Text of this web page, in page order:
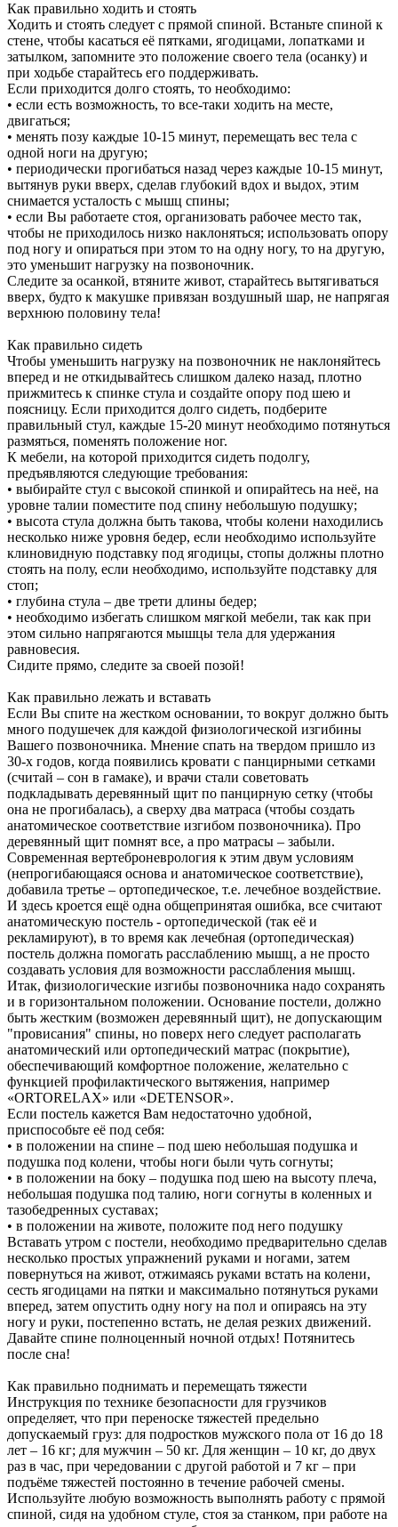
Как правильно ходить и стоять
Ходить и стоять следует с прямой спиной. Встаньте спиной к
стене, чтобы касаться её пятками, ягодицами, лопатками и
затылком, запомните это положение своего тела (осанку) и
при ходьбе старайтесь его поддерживать.
Если приходится долго стоять, то необходимо:
• если есть возможность, то все-таки ходить на месте,
двигаться;
• менять позу каждые 10-15 минут, перемещать вес тела с
одной ноги на другую;
• периодически прогибаться назад через каждые 10-15 минут,
вытянув руки вверх, сделав глубокий вдох и выдох, этим
снимается усталость с мышц спины;
• если Вы работаете стоя, организовать рабочее место так,
чтобы не приходилось низко наклоняться; использовать опору
под ногу и опираться при этом то на одну ногу, то на другую,
это уменьшит нагрузку на позвоночник.
Следите за осанкой, втяните живот, старайтесь вытягиваться
вверх, будто к макушке привязан воздушный шар, не напрягая
верхнюю половину тела!
Как правильно сидеть
Чтобы уменьшить нагрузку на позвоночник не наклоняйтесь
вперед и не откидывайтесь слишком далеко назад, плотно
прижмитесь к спинке стула и создайте опору под шею и
поясницу. Если приходится долго сидеть, подберите
правильный стул, каждые 15-20 минут необходимо потянуться
размяться, поменять положение ног.
К мебели, на которой приходится сидеть подолгу,
предъявляются следующие требования:
• выбирайте стул с высокой спинкой и опирайтесь на неё, на
уровне талии поместите под спину небольшую подушку;
• высота стула должна быть такова, чтобы колени находились
несколько ниже уровня бедер, если необходимо используйте
клиновидную подставку под ягодицы, стопы должны плотно
стоять на полу, если необходимо, используйте подставку для
стоп;
• глубина стула – две трети длины бедер;
• необходимо избегать слишком мягкой мебели, так как при
этом сильно напрягаются мышцы тела для удержания
равновесия.
Сидите прямо, следите за своей позой!
Как правильно лежать и вставать
Если Вы спите на жестком основании, то вокруг должно быть
много подушечек для каждой физиологической изгибины
Вашего позвоночника. Мнение спать на твердом пришло из
30-х годов, когда появились кровати с панцирными сетками
(считай – сон в гамаке), и врачи стали советовать
подкладывать деревянный щит по панцирную сетку (чтобы
она не прогибалась), а сверху два матраса (чтобы создать
анатомическое соответствие изгибом позвоночника). Про
деревянный щит помнят все, а про матрасы – забыли.
Современная вертеброневрология к этим двум условиям
(непрогибающаяся основа и анатомическое соответствие),
добавила третье – ортопедическое, т.е. лечебное воздействие.
И здесь кроется ещё одна общепринятая ошибка, все считают
анатомическую постель - ортопедической (так её и
рекламируют), в то время как лечебная (ортопедическая)
постель должна помогать расслаблению мышц, а не просто
создавать условия для возможности расслабления мышц.
Итак, физиологические изгибы позвоночника надо сохранять
и в горизонтальном положении. Основание постели, должно
быть жестким (возможен деревянный щит), не допускающим
"провисания" спины, но поверх него следует располагать
анатомический или ортопедический матрас (покрытие),
обеспечивающий комфортное положение, желательно с
функцией профилактического вытяжения, например
«ORTORELAX» или «DETENSOR».
Если постель кажется Вам недостаточно удобной,
приспособьте её под себя:
• в положении на спине – под шею небольшая подушка и
подушка под колени, чтобы ноги были чуть согнуты;
• в положении на боку – подушка под шею на высоту плеча,
небольшая подушка под талию, ноги согнуты в коленных и
тазобедренных суставах;
• в положении на животе, положите под него подушку
Вставать утром с постели, необходимо предварительно сделав
несколько простых упражнений руками и ногами, затем
повернуться на живот, отжимаясь руками встать на колени,
сесть ягодицами на пятки и максимально потянуться руками
вперед, затем опустить одну ногу на пол и опираясь на эту
ногу и руки, постепенно встать, не делая резких движений.
Давайте спине полноценный ночной отдых! Потянитесь
после сна!
Как правильно поднимать и перемещать тяжести
Инструкция по технике безопасности для грузчиков
определяет, что при переноске тяжестей предельно
допускаемый груз: для подростков мужского пола от 16 до 18
лет – 16 кг; для мужчин – 50 кг. Для женщин – 10 кг, до двух
раз в час, при чередовании с другой работой и 7 кг – при
подъёме тяжестей постоянно в течение рабочей смены.
Используйте любую возможность выполнять работу с прямой
спиной, сидя на удобном стуле, стоя за станком, при работе на